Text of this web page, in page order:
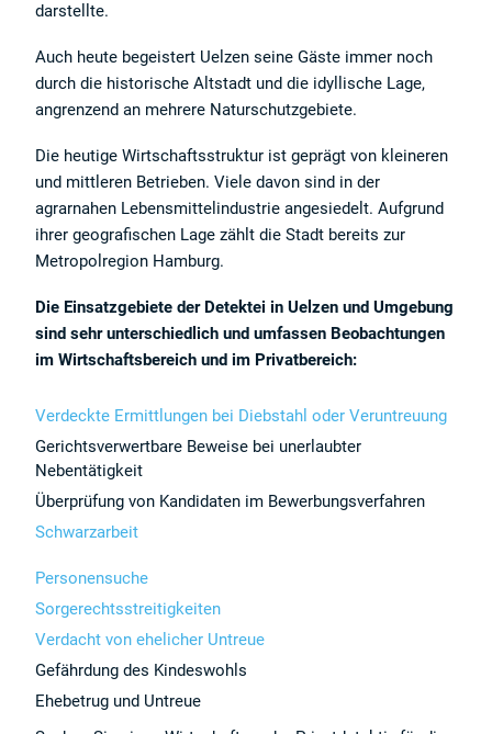
darstellte.
Auch heute begeistert Uelzen seine Gäste immer noch
durch die historische Altstadt und die idyllische Lage,
angrenzend an mehrere Naturschutzgebiete.
Die heutige Wirtschaftsstruktur ist geprägt von kleineren
und mittleren Betrieben. Viele davon sind in der
agrarnahen Lebensmittelindustrie angesiedelt. Aufgrund
ihrer geografischen Lage zählt die Stadt bereits zur
Metropolregion Hamburg.
Die Einsatzgebiete der Detektei in Uelzen und Umgebung
sind sehr unterschiedlich und umfassen Beobachtungen
im Wirtschaftsbereich und im Privatbereich:
Verdeckte Ermittlungen bei Diebstahl oder Veruntreuung
Gerichtsverwertbare Beweise bei unerlaubter
Nebentätigkeit
Überprüfung von Kandidaten im Bewerbungsverfahren
Schwarzarbeit
Personensuche
Sorgerechtsstreitigkeiten
Verdacht von ehelicher Untreue
Gefährdung des Kindeswohls
Ehebetrug und Untreue